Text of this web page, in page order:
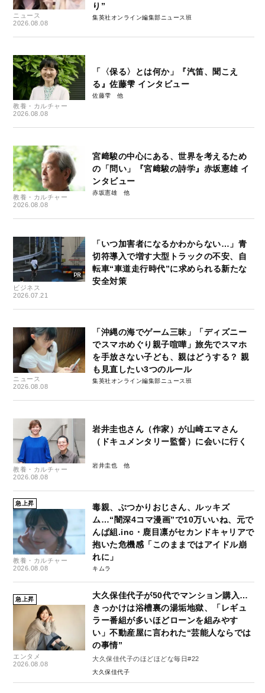
ニュース
2026.08.08
り”
集英社オンライン編集部ニュース班
教養・カルチャー
2026.08.08
「〈保る〉とは何か」『汽笛、聞こえ
る』佐藤雫 インタビュー
佐藤雫
教養・カルチャー
2026.08.08
宮﨑駿の中心にある、世界を考えるため
の「問い」『宮﨑駿の詩学』赤坂憲雄 イ
ンタビュー
赤坂憲雄
ビジネス
2026.07.21
「いつ加害者になるかわからない…」青
切符導入で増す大型トラックの不安、自
転車“車道走行時代”に求められる新たな
安全対策
ニュース
2026.08.08
「沖縄の海でゲーム三昧」「ディズニー
でスマホめぐり親子喧嘩」旅先でスマホ
を手放さない子ども、親はどうする？ 親
も見直したい3つのルール
集英社オンライン編集部ニュース班
教養・カルチャー
2026.08.08
岩井圭也さん（作家）が山崎エマさん
（ドキュメンタリー監督）に会いに行く
岩井圭也
急上昇
教養・カルチャー
2026.08.08
毒親、ぶつかりおじさん、ルッキズ
ム…“闇深4コマ漫画”で10万いいね、元で
んぱ組.inc・鹿目凛がセカンドキャリアで
抱いた危機感「このままではアイドル崩
れに」
キムラ
急上昇
エンタメ
2026.08.08
大久保佳代子が50代でマンション購入…
きっかけは浴槽裏の湯垢地獄、「レギュ
ラー番組が多いほどローンを組みやす
い」不動産屋に言われた“芸能人ならでは
の事情”
大久保佳代子のほどほどな毎日#22
大久保佳代子